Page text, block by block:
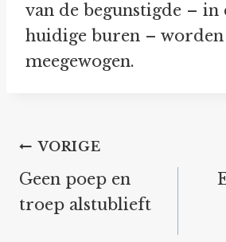
van de begunstigde – in
huidige buren – worden
meegewogen.
Bericht
navigatie
VORIGE
Geen poep en
troep alstublieft